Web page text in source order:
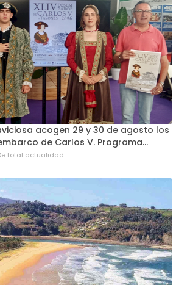
acogen 29 y 30 de agosto los
de Carlos V. Programa…
total actualidad